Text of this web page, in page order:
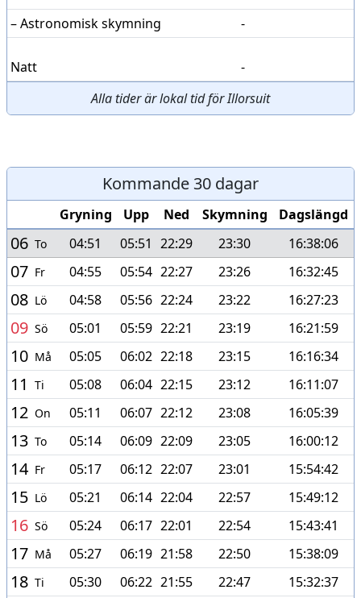
– Astronomisk skymning
-
Natt
-
Alla tider är lokal tid för Illorsuit
Kommande 30 dagar
Gryning Upp Ned Skymning Dagslängd
06 To 04:51 05:51 22:29 23:30 16:38:06
07 Fr 04:55 05:54 22:27 23:26 16:32:45
08 Lö 04:58 05:56 22:24 23:22 16:27:23
09 Sö 05:01 05:59 22:21 23:19 16:21:59
10 Må 05:05 06:02 22:18 23:15 16:16:34
11 Ti 05:08 06:04 22:15 23:12 16:11:07
12 On 05:11 06:07 22:12 23:08 16:05:39
13 To 05:14 06:09 22:09 23:05 16:00:12
14 Fr 05:17 06:12 22:07 23:01 15:54:42
15 Lö 05:21 06:14 22:04 22:57 15:49:12
16 Sö 05:24 06:17 22:01 22:54 15:43:41
17 Må 05:27 06:19 21:58 22:50 15:38:09
18 Ti 05:30 06:22 21:55 22:47 15:32:37